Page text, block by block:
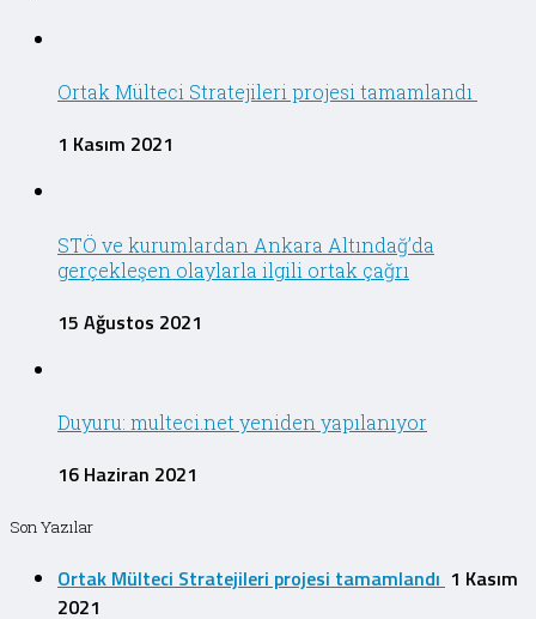
Ortak Mülteci Stratejileri projesi tamamlandı
1 Kasım 2021
STÖ ve kurumlardan Ankara Altındağ’da
gerçekleşen olaylarla ilgili ortak çağrı
15 Ağustos 2021
Duyuru: multeci.net yeniden yapılanıyor
16 Haziran 2021
Son Yazılar
Ortak Mülteci Stratejileri projesi tamamlandı 1 Kasım
2021